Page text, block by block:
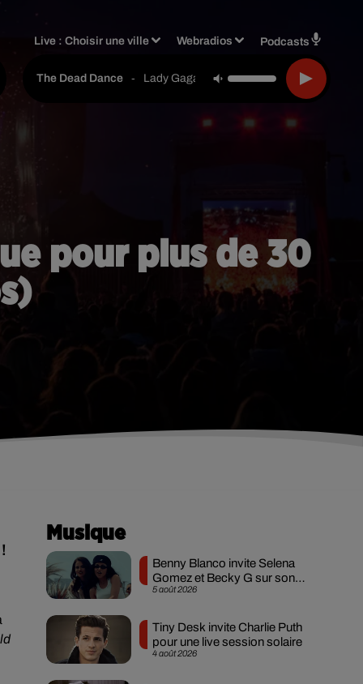
Live :Choisir une ville Webradios Podcasts
The Dead Dance - Lady Gaga
pour plus de 30
Musique
5 août 2026
Benny Blanco invite Selena
Gomez et Becky G sur son
nouveau single
4 août 2026
Tiny Desk invite Charlie Puth
pour une live session solaire